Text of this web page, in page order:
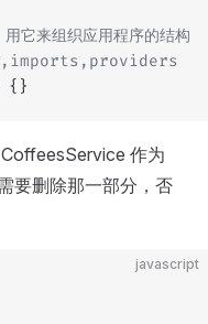
它来组织应用程序的结构
{}
作为
要删除那一部分，否
javascript